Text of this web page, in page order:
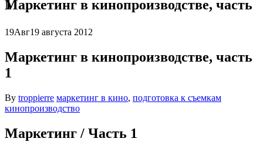
Маркетинг в кинопроизводстве, часть 1
19Авг19 августа 2012
Маркетинг в кинопроизводстве, часть
1
By troppierre маркетинг в кино, подготовка к съемкам
кинопроизводство
Маркетинг / Часть 1